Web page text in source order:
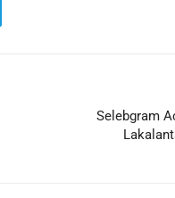
Selebgram